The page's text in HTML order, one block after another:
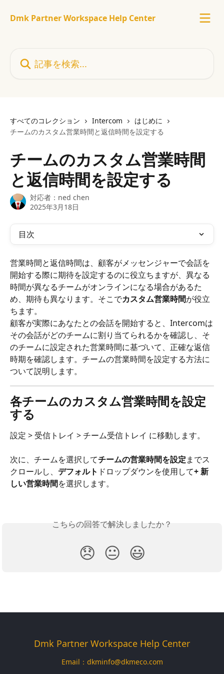
Dmk Partner Workspace Help Center
すべてのコレクション Intercom
はじめに
チームのカスタム営業時間と返信時間を設定する
チームのカスタム営業時間
と返信時間を設定する
対応者： ned chen
2025年3月18日
目次
営業時間と返信時間は、顧客がメッセンジャーで会話を
開始する際に期待を設定するのに役立ちますが、異なる
時間が異なるチームがオンラインになる場合があるた
め、期待も異なります。そこでカスタム営業時間が役立
ちます。
顧客が実際にあなたとの会話を開始すると、Intercomは
その会話がどのチームに割り当てられるかを確認し、そ
のチームに設定された営業時間に基づいて、正確な返信
時期を確認します。チームの営業時間を設定する方法に
ついて説明します。
各チームのカスタム営業時間を設定
する
設定 > 受信トレイ > チーム受信トレイ に移動します。
次に、チームを選択してチームの営業時間を設定までス
クロールし、 デフォルト ドロップダウンを使用して+ 新
しい営業時間を選択します。
こちらの回答で解決しましたか？
😞 😐 😃
Dmk Partner Workspace Help Center
Email： dkminfo@dkmeco.com